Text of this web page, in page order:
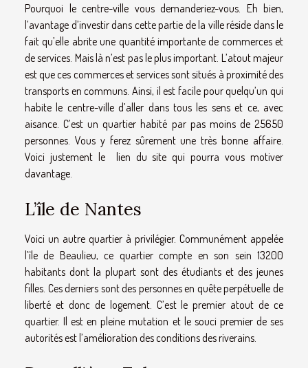
Pourquoi le centre-ville vous demanderiez-vous. Eh bien,
l’avantage d’investir dans cette partie de la ville réside dans le
fait qu’elle abrite une quantité importante de commerces et
de services. Mais là n’est pas le plus important. L’atout majeur
est que ces commerces et services sont situés à proximité des
transports en communs. Ainsi, il est facile pour quelqu’un qui
habite le centre-ville d’aller dans tous les sens et ce, avec
aisance. C’est un quartier habité par pas moins de 25650
personnes. Vous y ferez sûrement une très bonne affaire.
Voici justement le lien du site qui pourra vous motiver
davantage.
L’île de Nantes
Voici un autre quartier à privilégier. Communément appelée
l’île de Beaulieu, ce quartier compte en son sein 13200
habitants dont la plupart sont des étudiants et des jeunes
filles. Ces derniers sont des personnes en quête perpétuelle de
liberté et donc de logement. C’est le premier atout de ce
quartier. Il est en pleine mutation et le souci premier de ses
autorités est l’amélioration des conditions des riverains.